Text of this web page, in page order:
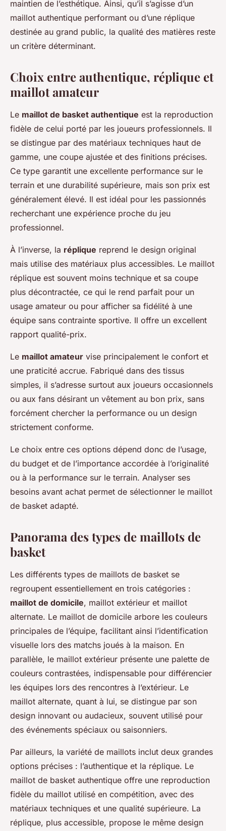
maintien de l’esthétique. Ainsi, qu’il s’agisse d’un
maillot authentique performant ou d’une réplique
destinée au grand public, la qualité des matières reste
un critère déterminant.
Choix entre authentique, réplique et
maillot amateur
Le maillot de basket authentique est la reproduction
fidèle de celui porté par les joueurs professionnels. Il
se distingue par des matériaux techniques haut de
gamme, une coupe ajustée et des finitions précises.
Ce type garantit une excellente performance sur le
terrain et une durabilité supérieure, mais son prix est
généralement élevé. Il est idéal pour les passionnés
recherchant une expérience proche du jeu
professionnel.
À l’inverse, la réplique reprend le design original
mais utilise des matériaux plus accessibles. Le maillot
réplique est souvent moins technique et sa coupe
plus décontractée, ce qui le rend parfait pour un
usage amateur ou pour afficher sa fidélité à une
équipe sans contrainte sportive. Il offre un excellent
rapport qualité-prix.
Le maillot amateur vise principalement le confort et
une praticité accrue. Fabriqué dans des tissus
simples, il s’adresse surtout aux joueurs occasionnels
ou aux fans désirant un vêtement au bon prix, sans
forcément chercher la performance ou un design
strictement conforme.
Le choix entre ces options dépend donc de l’usage,
du budget et de l’importance accordée à l’originalité
ou à la performance sur le terrain. Analyser ses
besoins avant achat permet de sélectionner le maillot
de basket adapté.
Panorama des types de maillots de
basket
Les différents types de maillots de basket se
regroupent essentiellement en trois catégories :
maillot de domicile, maillot extérieur et maillot
alternate. Le maillot de domicile arbore les couleurs
principales de l’équipe, facilitant ainsi l’identification
visuelle lors des matchs joués à la maison. En
parallèle, le maillot extérieur présente une palette de
couleurs contrastées, indispensable pour différencier
les équipes lors des rencontres à l’extérieur. Le
maillot alternate, quant à lui, se distingue par son
design innovant ou audacieux, souvent utilisé pour
des événements spéciaux ou saisonniers.
Par ailleurs, la variété de maillots inclut deux grandes
options précises : l’authentique et la réplique. Le
maillot de basket authentique offre une reproduction
fidèle du maillot utilisé en compétition, avec des
matériaux techniques et une qualité supérieure. La
réplique, plus accessible, propose le même design